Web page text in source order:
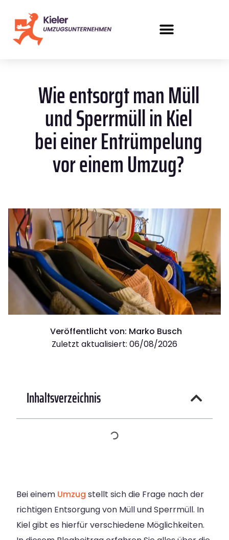
Wie entsorgt man Müll
und Sperrmüll in Kiel
bei einer Entrümpelung
vor einem Umzug?
Veröffentlicht von: Marko Busch
Zuletzt aktualisiert: 06/08/2026
Inhaltsverzeichnis
Bei einem Umzug stellt sich die Frage nach der
richtigen Entsorgung von Müll und Sperrmüll. In
Kielgibt es hierfür verschiedene Möglichkeiten.